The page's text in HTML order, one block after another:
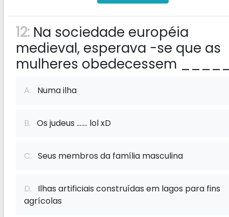
12: Na sociedade européia
medieval, esperava -se que as
mulheres obedecessem
A. Numa ilha
B. Os judeus ....... lol xD
C. Seus membros da família masculina
D. Ilhas artificiais construídas em lagos para fins
agrícolas